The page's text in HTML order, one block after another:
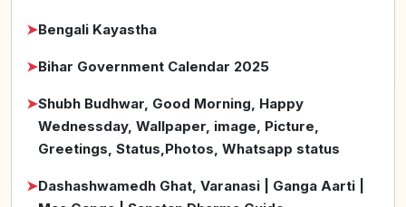
➤Bengali Kayastha
➤Bihar Government Calendar 2025
➤Shubh Budhwar, Good Morning, Happy
Wednessday, Wallpaper, image, Picture,
Greetings, Status,Photos, Whatsapp status
➤Dashashwamedh Ghat, Varanasi | Ganga Aarti |